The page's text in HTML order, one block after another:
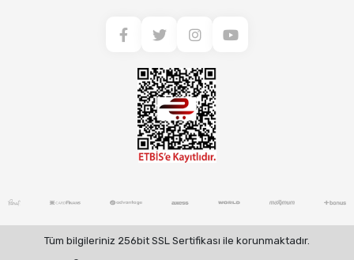
Tüm bilgileriniz 256bit SSL Sertifikası ile korunmaktadır.